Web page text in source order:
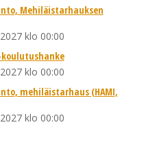
Mehiläistarhauksen
klo 00:00
klo 00:00
mehiläistarhaus (HAMI,
klo 00:00